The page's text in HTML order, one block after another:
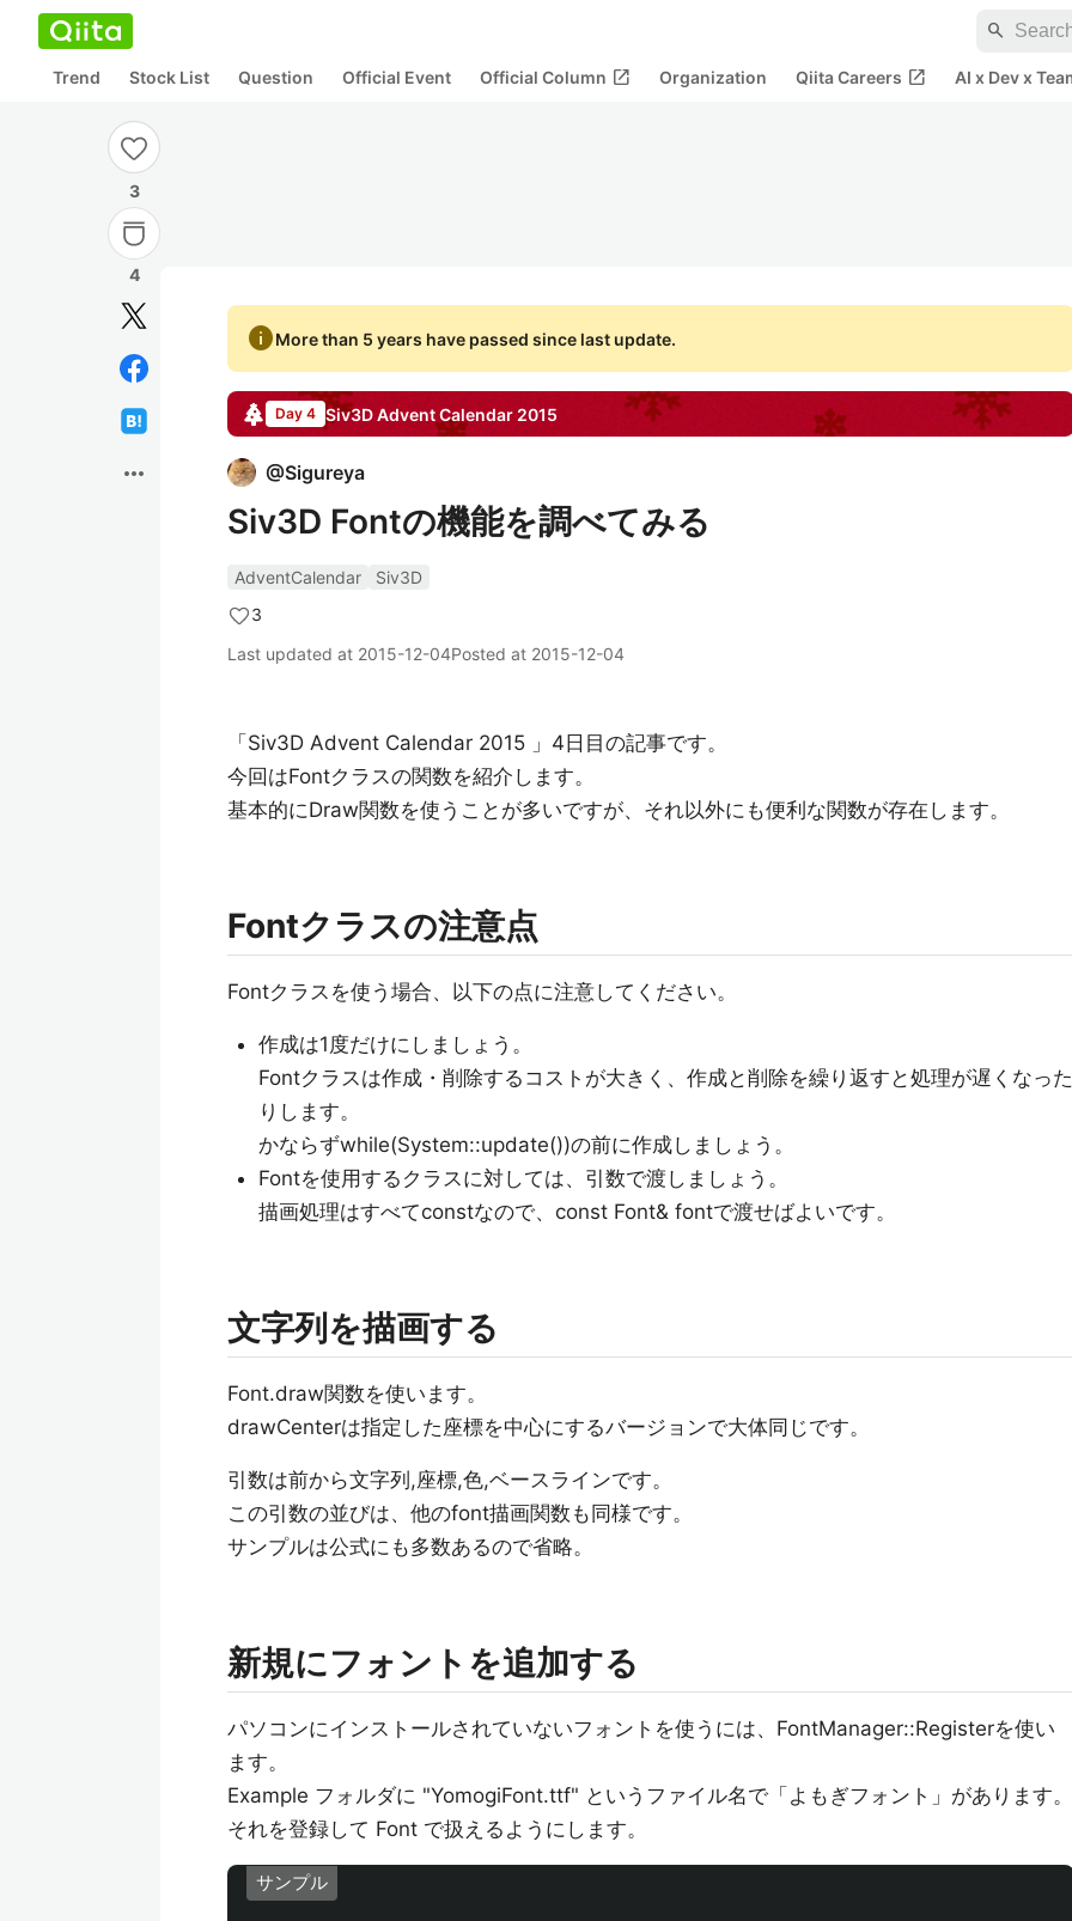
search
Trend Stock List Question Official Event Official Column open_in_new Organization Qiita Careers open_in_new AI x Dev x
3
4
more_horiz
infoMore than 5 years have passed since last update.
Day 4 Siv3DAdvent Calendar 2015
@Sigureya
Siv3D Fontの機能を調べてみる
AdventCalendar
Siv3D
3
Last updated at 2015-12-04Posted at 2015-12-04
「Siv3D Advent Calendar 2015 」4日目の記事です。
今回はFontクラスの関数を紹介します。
基本的にDraw関数を使うことが多いですが、それ以外にも便利な関数が存在します。
Fontクラスの注意点
Fontクラスを使う場合、以下の点に注意してください。
作成は1度だけにしましょう。
Fontクラスは作成・削除するコストが大きく、作成と削除を繰り返すと処理が遅くなった
りします。
かならずwhile(System::update())の前に作成しましょう。
Fontを使用するクラスに対しては、引数で渡しましょう。
描画処理はすべてconstなので、const Font& fontで渡せばよいです。
文字列を描画する
Font.draw関数を使います。
drawCenterは指定した座標を中心にするバージョンで大体同じです。
引数は前から文字列,座標,色,ベースラインです。
この引数の並びは、他のfont描画関数も同様です。
サンプルは公式にも多数あるので省略。
新規にフォントを追加する
パソコンにインストールされていないフォントを使うには、FontManager::Registerを使い
ます。
Example フォルダに "YomogiFont.ttf" というファイル名で「よもぎフォント」があります。
それを登録して Font で扱えるようにします。
サンプル